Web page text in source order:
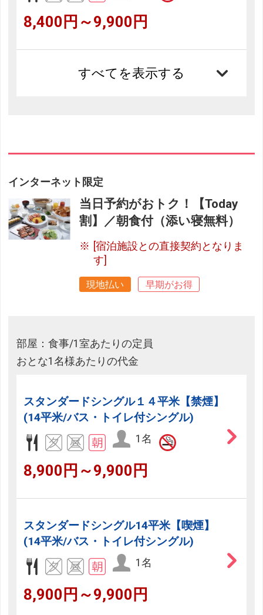
8,400円～9,900円
すべてを表示する
インターネット限定
当日予約がおトク！【Today
割】／朝食付（添い寝無料）
[宿泊施設との直接契約となりま
す]
現地払い 早期がお得
部屋：食事/1室あたりの定員
おとな1名様あたりの代金
スタンダードシングル１４平米【禁煙】
(14平米/バス・トイレ付シングル)
1名
8,900円～9,900円
スタンダードシングル14平米【喫煙】
(14平米/バス・トイレ付シングル)
1名
8,900円～9,900円